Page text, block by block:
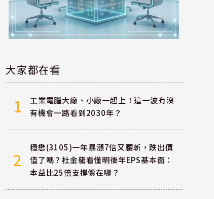
大家都在看
1
工業電腦大廠、小廠一起上！這一波有沒
有機會一路看到2030年？
2
穩懋(3105)一年暴漲7倍又腰斬，跌出價
值了嗎？杜金龍看懂明後年EPS基本面：
本益比25倍支撐價在哪？